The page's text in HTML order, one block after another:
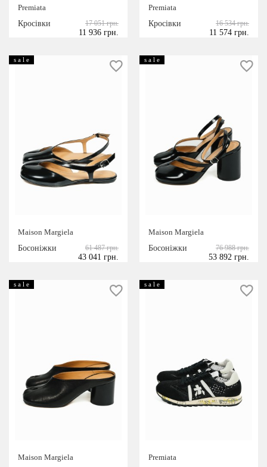
Premiata
Кросівки
17 051 грн.
11 936 грн.
Premiata
Кросівки
16 534 грн.
11 574 грн.
s a l e
Maison Margiela
Босоніжки
61 487 грн.
43 041 грн.
s a l e
Maison Margiela
Босоніжки
76 988 грн.
53 892 грн.
s a l e
Maison Margiela
s a l e
Premiata